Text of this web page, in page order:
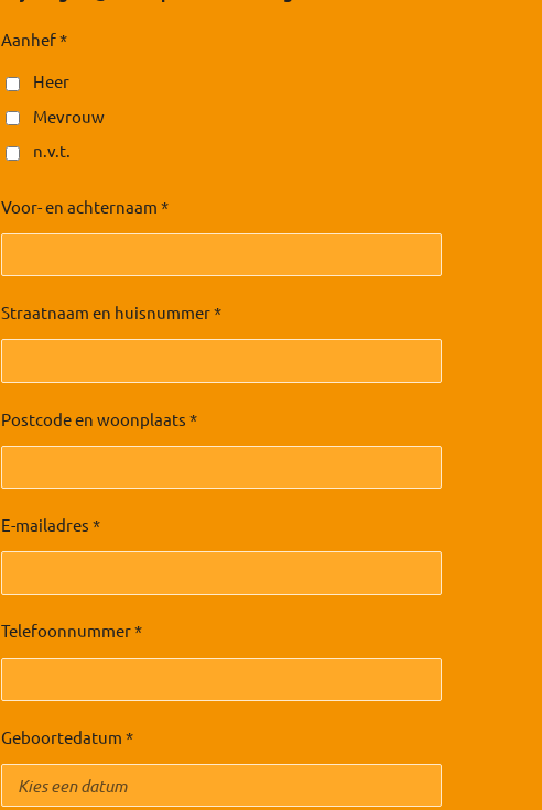
Aanhef *
Heer
Mevrouw
n.v.t.
Voor- en achternaam *
Straatnaam en huisnummer *
Postcode en woonplaats *
E-mailadres *
Telefoonnummer *
Geboortedatum *